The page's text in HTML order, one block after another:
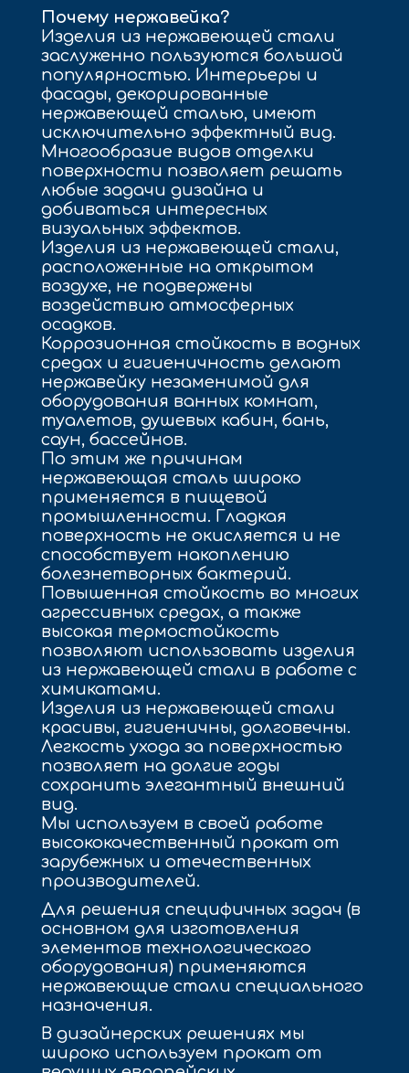
Почему нержавейка?
Изделия из нержавеющей стали
заслуженно пользуются большой
популярностью. Интерьеры и
фасады, декорированные
нержавеющей сталью, имеют
исключительно эффектный вид.
Многообразие видов отделки
поверхности позволяет решать
любые задачи дизайна и
добиваться интересных
визуальных эффектов.
Изделия из нержавеющей стали,
расположенные на открытом
воздухе, не подвержены
воздействию атмосферных
осадков.
Коррозионная стойкость в водных
средах и гигиеничность делают
нержавейку незаменимой для
оборудования ванных комнат,
туалетов, душевых кабин, бань,
саун, бассейнов.
По этим же причинам
нержавеющая сталь широко
применяется в пищевой
промышленности. Гладкая
поверхность не окисляется и не
способствует накоплению
болезнетворных бактерий.
Повышенная стойкость во многих
агрессивных средах, а также
высокая термостойкость
позволяют использовать изделия
из нержавеющей стали в работе с
химикатами.
Изделия из нержавеющей стали
красивы, гигиеничны, долговечны.
Легкость ухода за поверхностью
позволяет на долгие годы
сохранить элегантный внешний
вид.
Мы используем в своей работе
высококачественный прокат от
зарубежных и отечественных
производителей.
Для решения специфичных задач (в
основном для изготовления
элементов технологического
оборудования) применяются
нержавеющие стали специального
назначения.
В дизайнерских решениях мы
широко используем прокат от